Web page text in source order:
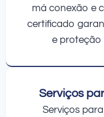
má conexão e
certificado
e proteção
Serviços
Serviços